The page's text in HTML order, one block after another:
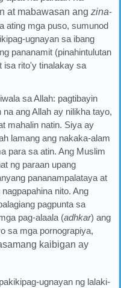
at mabawasan ang zina-
ating mga puso, sumunod
ugnayan sa ibang
pananamit (pinahintulutan
isa rito'y tinalakay sa
sa Allah: pagtibayin
ang Allah ay nilikha tayo,
mahalin natin. Siya ay
lamang ang nakaka-alam
para sa atin. Ang Muslim
ng paraan upang
pananampalataya at
nito. Ang
pagpunta sa
pag-alaala (adhkar) ang
sa mga pornograpiya,
kaibigan ay
ugnayan ng lalaki-